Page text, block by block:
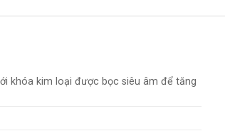
khóa kim loại được bọc siêu âm để tăng